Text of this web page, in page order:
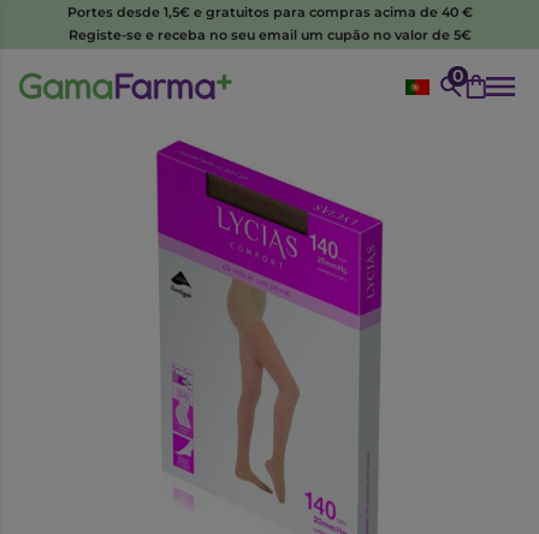
Portes desde 1,5€ e gratuitos para compras acima de 40 €
Registe-se e receba no seu email um cupão no valor de 5€
0